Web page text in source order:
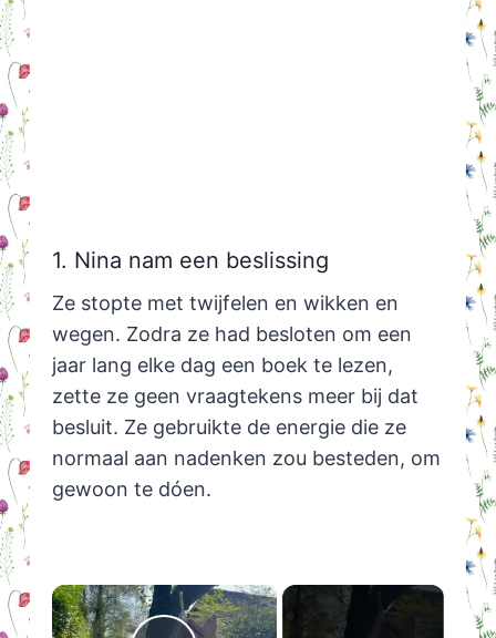
1. Nina nam een beslissing
Ze stopte met twijfelen en wikken en
wegen. Zodra ze had besloten om een
jaar lang elke dag een boek te lezen,
zette ze geen vraagtekens meer bij dat
besluit. Ze gebruikte de energie die ze
normaal aan nadenken zou besteden, om
gewoon te dóen.
×